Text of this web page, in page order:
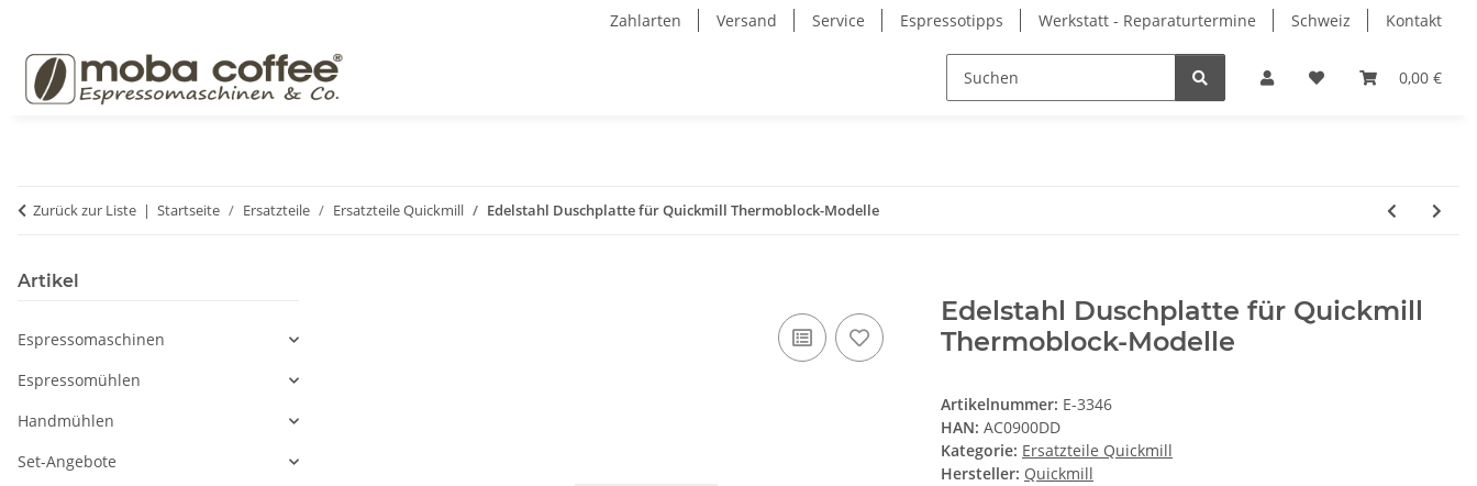
Zahlarten Versand Service Espressotipps Werkstatt - Reparaturtermine Schweiz Kontakt
0,00 €
Zurück zur Liste Startseite Ersatzteile Ersatzteile Quickmill Edelstahl Duschplatte für Quickmill Thermoblock-Modelle
Edelstahl Duschplatte für Quickmill
Thermoblock-Modelle
Artikelnummer: E-3346
HAN: AC0900DD
Kategorie: Ersatzteile Quickmill
Hersteller: Quickmill
Artikel
Espressomaschinen
Espressomühlen
Handmühlen
Set-Angebote